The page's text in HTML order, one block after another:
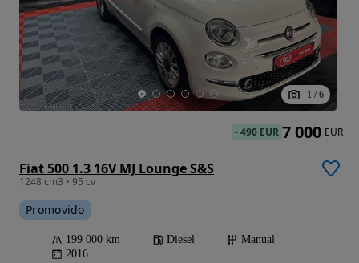
1 / 6
Fiat 500 1.3 16V MJ Lounge S&S
1248 cm3 • 95 cv
Promovido
199 000 km Diesel
Manual
2016
-490 EUR 7 000 EUR